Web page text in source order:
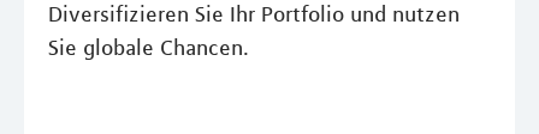
Diversifizieren Sie Ihr Portfolio und nutzen
Sie globale Chancen.